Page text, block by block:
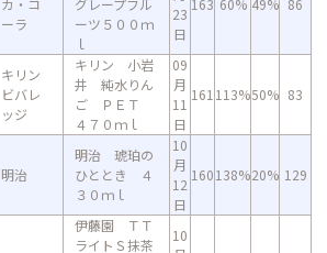
カ・コ
ーラ
グレープフル
ーツ５００ｍ
ｌ
23
日
163 60% 49% 86
キリン
ビバレ
ッジ
キリン 小岩
井 純水りん
ご ＰＥＴ
４７０ｍｌ
09
月
11
日
161 113%50% 83
明治
明治 琥珀の
ひととき ４
３０ｍｌ
10
月
12
日
160138%20% 129
伊藤園 ＴＴ
ライトＳ抹茶
10